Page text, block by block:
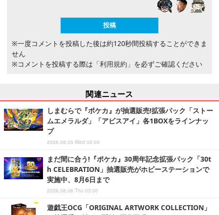
※一度コメントを投稿した後は約120秒間投稿することができま
せん
※コメントを投稿する際は 「利用規約」 を必ずご確認ください
関連ニュース
しまむらで『ポケカ』が抽選販売!拡張パック「ストー
ムエメラルダ」「アビスアイ」各1BOXをラインナッ
プ
2026.08.05 Wed 05:00
まだ間に合う!『ポケカ』30周年記念拡張パック「30t
h CELEBRATION」抽選販売がホビーステーションで
実施中、8月6日まで
2026.08.06 Thu 03:00
遊戯王OCG「ORIGINAL ARTWORK COLLECTION」